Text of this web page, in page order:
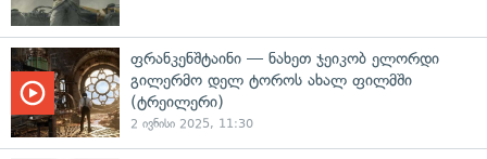
ფრანკენშტაინი — ნახეთ ჯეიკობ ელორდი
გილერმო დელ ტოროს ახალ ფილმში
(ტრეილერი)
2 ივნისი 2025, 11:30